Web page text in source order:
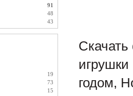
91
48
43
19
73
15
Скачать
годом,